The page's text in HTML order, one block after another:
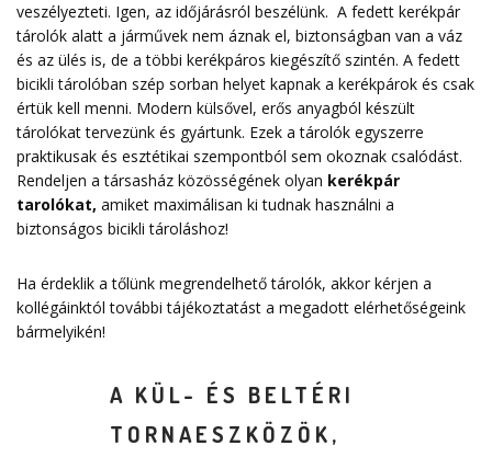
veszélyezteti. Igen, az időjárásról beszélünk. A fedett kerékpár
tárolók alatt a járművek nem áznak el, biztonságban van a váz
és az ülés is, de a többi kerékpáros kiegészítő szintén. A fedett
bicikli tárolóban szép sorban helyet kapnak a kerékpárok és csak
értük kell menni. Modern külsővel, erős anyagból készült
tárolókat tervezünk és gyártunk. Ezek a tárolók egyszerre
praktikusak és esztétikai szempontból sem okoznak csalódást.
Rendeljen a társasház közösségének olyan kerékpár
tarolókat, amiket maximálisan ki tudnak használni a
biztonságos bicikli tároláshoz!
Ha érdeklik a tőlünk megrendelhető tárolók, akkor kérjen a
kollégáinktól további tájékoztatást a megadott elérhetőségeink
bármelyikén!
A KÜL- ÉS BELTÉRI
TORNAESZKÖZÖK,